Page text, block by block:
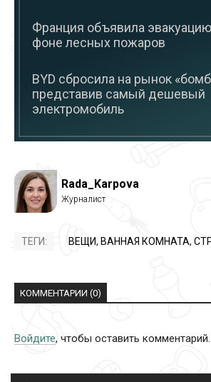
Франция объявила
фоне лесных пожаров
BYD сбросила на рынок
представив самый дешевый
электромобиль
Rada_Karpova
ТЕГИ: ВЕЩИ, ВАННАЯ КОМНАТА,
КОММЕНТАРИИ (0)
Войдите, чтобы оставить комментарий.